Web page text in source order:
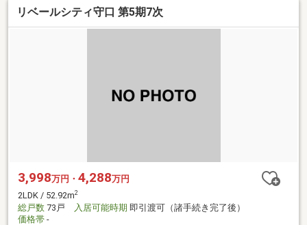
リベールシティ守口 第5期7次
3,998万円・ 4,288万円
2LDK / 52.92m2
総戸数 73戸 入居可能時期 即引渡可（諸手続き完了後）
価格帯 -